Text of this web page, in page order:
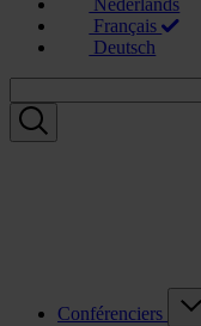
Nederlands
Français
Deutsch
Conférenciers